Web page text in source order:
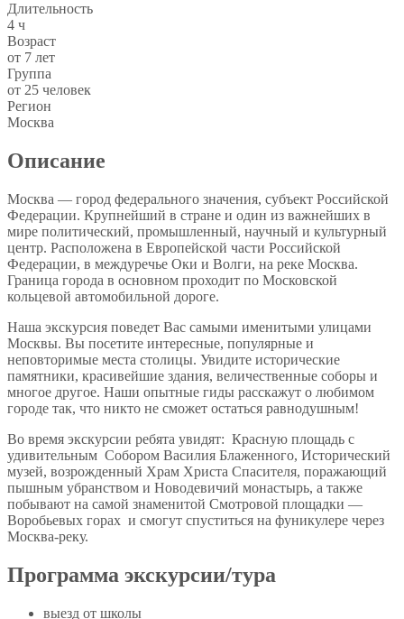
Длительность
4 ч
Возраст
от 7 лет
Группа
от 25 человек
Регион
Москва
Описание
Москва — город федерального значения, субъект Российской
Федерации. Крупнейший в стране и один из важнейших в
мире политический, промышленный, научный и культурный
центр. Расположена в Европейской части Российской
Федерации, в междуречье Оки и Волги, на реке Москва.
Граница города в основном проходит по Московской
кольцевой автомобильной дороге.
Наша экскурсия поведет Вас самыми именитыми улицами
Москвы. Вы посетите интересные, популярные и
неповторимые места столицы. Увидите исторические
памятники, красивейшие здания, величественные соборы и
многое другое. Наши опытные гиды расскажут о любимом
городе так, что никто не сможет остаться равнодушным!
Во время экскурсии ребята увидят: Красную площадь с
удивительным Собором Василия Блаженного, Исторический
музей, возрожденный Храм Христа Спасителя, поражающий
пышным убранством и Новодевичий монастырь, а также
побывают на самой знаменитой Смотровой площадки —
Воробьевых горах и смогут спуститься на фуникулере через
Москва-реку.
Программа экскурсии/тура
выезд от школы